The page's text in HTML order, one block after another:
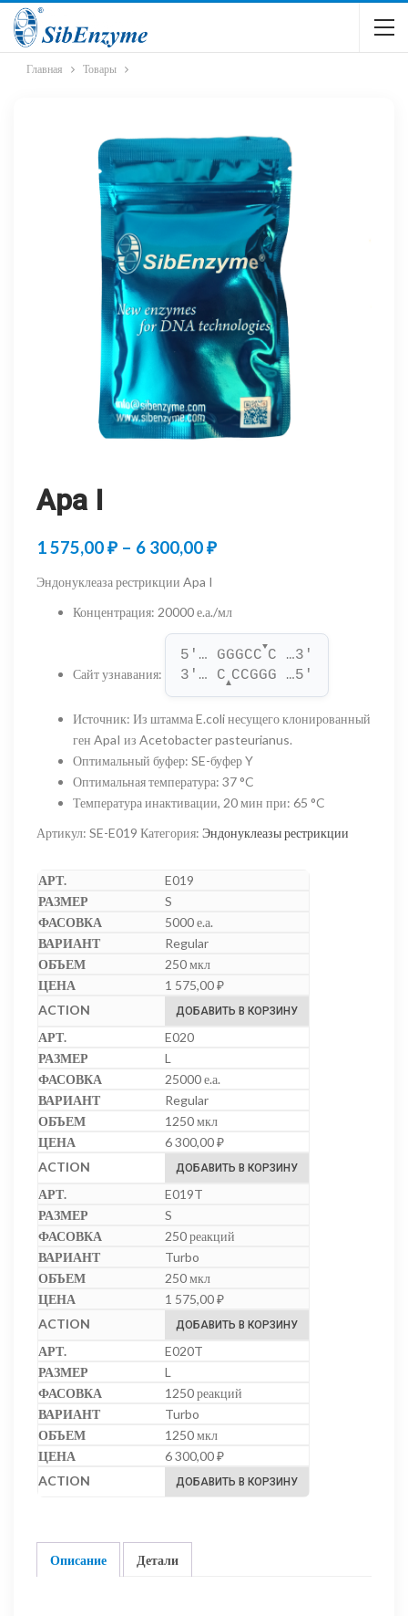
Главная Товары
Apa I
1 575,00₽ – 6 300,00₽Диапазон
1
575,00 ₽
–
6
300,00 ₽
Эндонуклеаза рестрикции Apa I
Концентрация: 20000 е.а./мл
Сайт узнавания:
5'… GGGCC
▼
C …3'
3'… C▲CCGGG …5'
Источник: Из штамма E.coli несущего клонированный
ген ApaI из Acetobacter pasteurianus.
Оптимальный буфер: SE-буфер Y
Оптимальная температура: 37 °C
Температура инактивации, 20 мин при: 65 °C
Артикул: SE-E019 Категория: Эндонуклеазы рестрикции
E019
S
5000 е.а.
Regular
250 мкл
1 575,00₽
ДОБАВИТЬ В КОРЗИНУ
E020
L
25000 е.а.
Regular
1250 мкл
6 300,00₽
ДОБАВИТЬ В КОРЗИНУ
E019T
S
250 реакций
Turbo
250 мкл
1 575,00₽
ДОБАВИТЬ В КОРЗИНУ
E020T
L
1250 реакций
Turbo
1250 мкл
6 300,00₽
ДОБАВИТЬ В КОРЗИНУ
Описание Детали